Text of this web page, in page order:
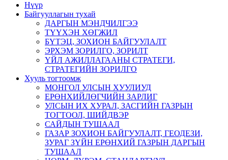
Нүүр
Байгууллагын тухай
ДАРГЫН МЭНДЧИЛГЭЭ
ТҮҮХЭН ХӨГЖИЛ
БҮТЭЦ, ЗОХИОН БАЙГУУЛАЛТ
ЭРХЭМ ЗОРИЛГО, ЗОРИЛТ
ҮЙЛ АЖИЛЛАГААНЫ СТРАТЕГИ,
СТРАТЕГИЙН ЗОРИЛГО
Хууль тогтоомж
МОНГОЛ УЛСЫН ХУУЛИУД
ЕРӨНХИЙЛӨГЧИЙН ЗАРЛИГ
УЛСЫН ИХ ХУРАЛ, ЗАСГИЙН ГАЗРЫН
ТОГТООЛ, ШИЙДВЭР
САЙДЫН ТУШААЛ
ГАЗАР ЗОХИОН БАЙГУУЛАЛТ, ГЕОДЕЗИ,
ЗУРАГ ЗҮЙН ЕРӨНХИЙ ГАЗРЫН ДАРГЫН
ТУШААЛ